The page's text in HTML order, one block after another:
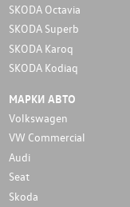
SKODA Octavia
SKODA Superb
SKODA Karoq
SKODA Kodiaq
МАРКИ АВТО
Volkswagen
VW Commercial
Audi
Seat
Skoda